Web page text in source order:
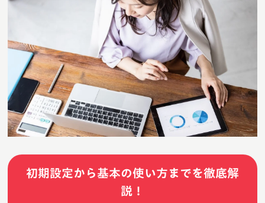
初期設定から基本の使い方までを徹底解
説！